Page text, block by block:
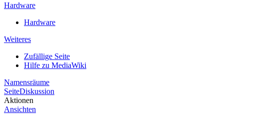
Hardware
Hardware
Weiteres
Zufällige Seite
Hilfe zu MediaWiki
Namensräume
SeiteDiskussion
Aktionen
Ansichten